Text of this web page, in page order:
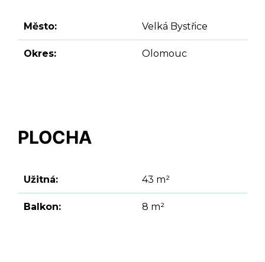
Město: Velká Bystřice
Okres: Olomouc
PLOCHA
Užitná: 43 m²
Balkon: 8 m²